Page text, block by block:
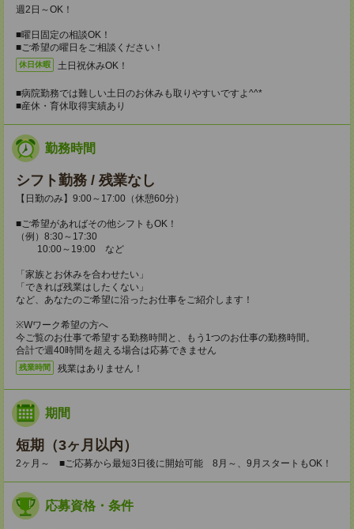
週2日～OK！
■曜日固定の相談OK！
■ご希望の曜日をご相談ください！
休日休暇 土日祝休みOK！
■病院勤務では難しい土日のお休みも取りやすいですよ^^*
■産休・育休取得実績あり
勤務時間
シフト勤務 / 残業なし
【日勤のみ】9:00～17:00（休憩60分）
■ご希望があればその他シフトもOK！
（例）8:30～17:30
10:00～19:00 など
「家族とお休みを合わせたい」
「できれば残業はしたくない」
など、あなたのご希望に沿ったお仕事をご紹介します！
※Wワーク希望の方へ
今ご覧のお仕事で希望する勤務時間と、もう1つのお仕事の勤務時間。
合計で週40時間を超える場合は応募できません
残業時間 残業はありません！
期間
短期（3ヶ月以内）
2ヶ月～ ■ご応募から最短3日後に開始可能 8月～、9月スタートもOK！
応募資格・条件